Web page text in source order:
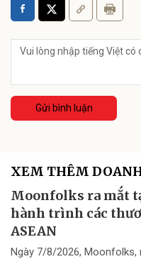
Gửi bình luận
XEM THÊM
Moonfolks ra mắt
hành trình các
ASEAN
Ngày 7/8/2026,